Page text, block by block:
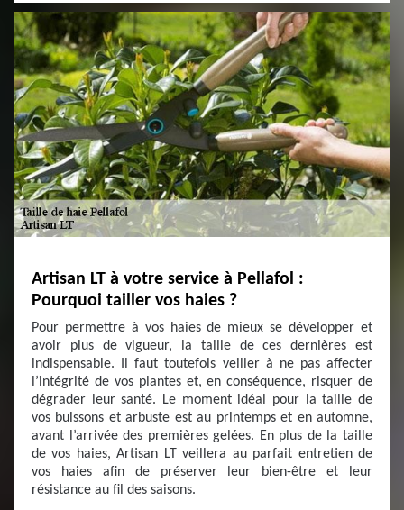
Artisan LT à votre service à Pellafol :
Pourquoi tailler vos haies ?
Pour permettre à vos haies de mieux se développer et
avoir plus de vigueur, la taille de ces dernières est
indispensable. Il faut toutefois veiller à ne pas affecter
l’intégrité de vos plantes et, en conséquence, risquer de
dégrader leur santé. Le moment idéal pour la taille de
vos buissons et arbuste est au printemps et en automne,
avant l’arrivée des premières gelées. En plus de la taille
de vos haies, Artisan LT veillera au parfait entretien de
vos haies afin de préserver leur bien-être et leur
résistance au fil des saisons.